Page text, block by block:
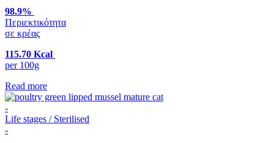
98.9%
Περιεκτικότητα
σε κρέας
115.70 Kcal
per 100g
Read more
-
Life stages / Sterilised
-